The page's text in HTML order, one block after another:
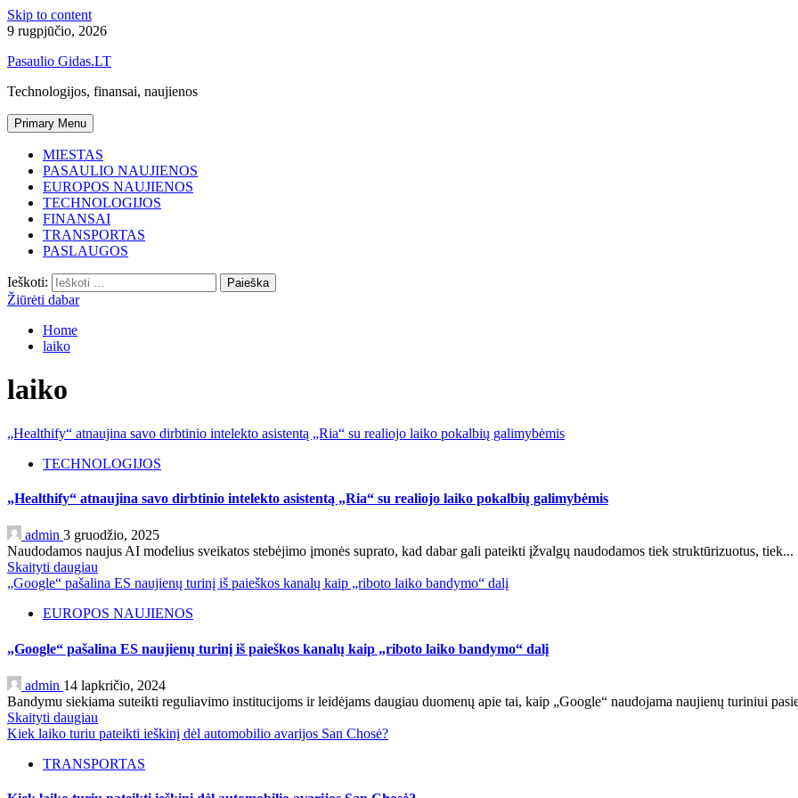
Skip to content
9 rugpjūčio, 2026
Pasaulio Gidas.LT
Technologijos, finansai, naujienos
Primary Menu
MIESTAS
PASAULIO NAUJIENOS
EUROPOS NAUJIENOS
TECHNOLOGIJOS
FINANSAI
TRANSPORTAS
PASLAUGOS
Ieškoti:
Žiūrėti dabar
Home
laiko
laiko
„Healthify“ atnaujina savo dirbtinio intelekto asistentą „Ria“ su realiojo laiko pokalbių galimybėmis
TECHNOLOGIJOS
„Healthify“ atnaujina savo dirbtinio intelekto asistentą „Ria“ su realiojo laiko pokalbių galimybėmis
admin 3 gruodžio, 2025
Naudodamos naujus AI modelius sveikatos stebėjimo įmonės suprato, kad dabar gali pateikti įžvalgų naudodamos tiek struktūrizuotus, tiek...
Skaityti daugiau
„Google“ pašalina ES naujienų turinį iš paieškos kanalų kaip „riboto laiko bandymo“ dalį
EUROPOS NAUJIENOS
„Google“ pašalina ES naujienų turinį iš paieškos kanalų kaip „riboto laiko bandymo“ dalį
admin 14 lapkričio, 2024
Bandymu siekiama suteikti reguliavimo institucijoms ir leidėjams daugiau duomenų apie tai, kaip „Google“ naudojama naujienų turiniui
Skaityti daugiau
Kiek laiko turiu pateikti ieškinį dėl automobilio avarijos San Chosė?
TRANSPORTAS